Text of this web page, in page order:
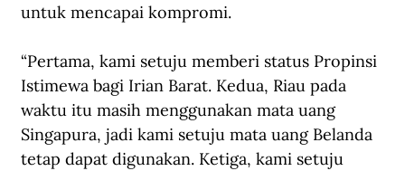
untuk mencapai kompromi.
“Pertama, kami setuju memberi status Propinsi
Istimewa bagi Irian Barat. Kedua, Riau pada
waktu itu masih menggunakan mata uang
Singapura, jadi kami setuju mata uang Belanda
tetap dapat digunakan. Ketiga, kami setuju